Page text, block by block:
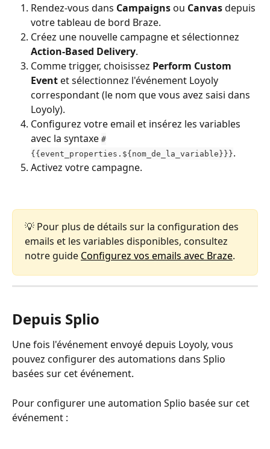
Rendez-vous dans Campaigns ou Canvas depuis
votre tableau de bord Braze.
Créez une nouvelle campagne et sélectionnez
Action-Based Delivery.
Comme trigger, choisissez Perform Custom
Event et sélectionnez l'événement Loyoly
correspondant (le nom que vous avez saisi dans
Loyoly).
Configurez votre email et insérez les variables
avec la syntaxe #
{{event_properties.${nom_de_la_variable}}}.
Activez votre campagne.
💡 Pour plus de détails sur la configuration des
emails et les variables disponibles, consultez
notre guide Configurez vos emails avec Braze.
Depuis Splio
Une fois l'événement envoyé depuis Loyoly, vous
pouvez configurer des automations dans Splio
basées sur cet événement.
Pour configurer une automation Splio basée sur cet
événement :